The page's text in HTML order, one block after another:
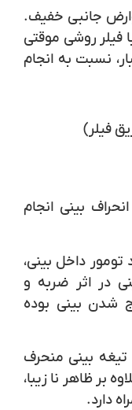
جانبی خفیف.
فیلر روشی موقتی
نسبت به انجام
بینی انجام
تومور داخل بینی،
در اثر ضربه و
شدن بینی بوده
بینی منحرف
بر ظاهر نا زیبا،
دارد.